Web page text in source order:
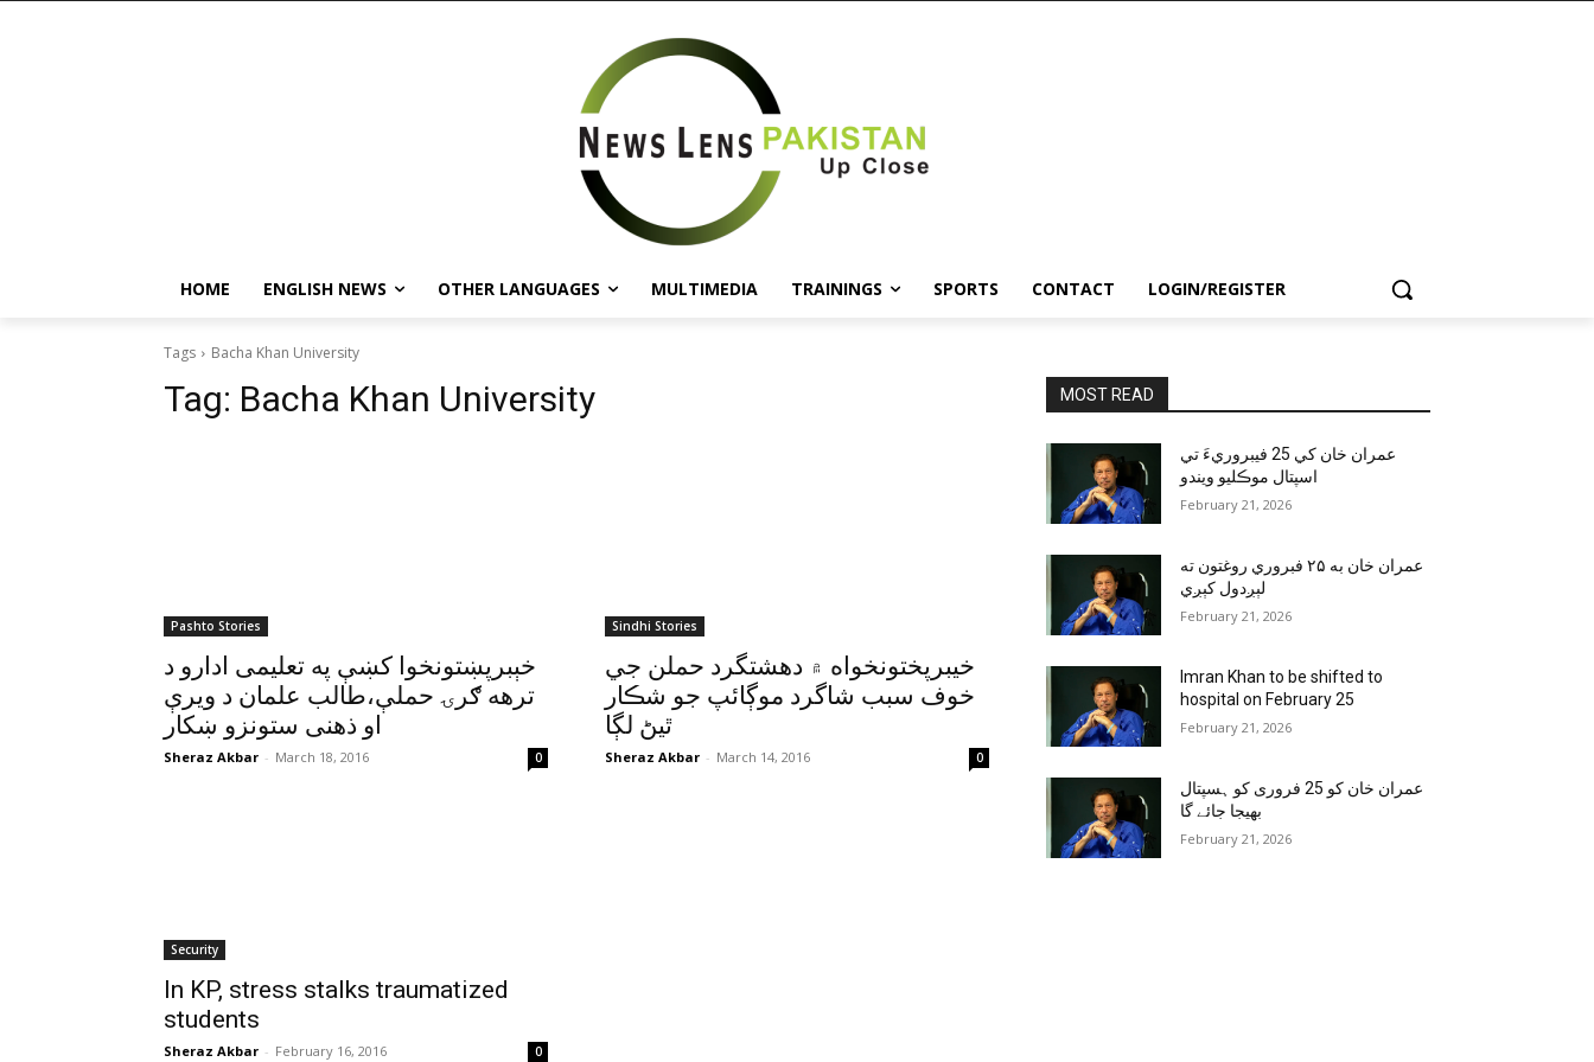
HOME ENGLISH NEWS OTHER LANGUAGES MULTIMEDIA TRAININGS SPORTS CONTACT LOGIN/REGISTER
Tags Bacha Khan University
Tag: Bacha Khan University
Pashto Stories
خېبرپښتونخوا کښې په تعليمى ادارو د
ترهه ګرۍ حملې،طالب علمان د ويرې
او ذهنى ستونزو ښکار
Sheraz Akbar - March 18, 2016 0
Sindhi Stories
خيبرپختونخواه ۾ دهشتگرد حملن جي
خوف سبب شاگرد موڳائپ جو شڪار
ٿيڻ لڳا
Sheraz Akbar - March 14, 2016 0
Security
In KP, stress stalks traumatized
students
Sheraz Akbar - February 16, 2016 0
MOST READ
عمران خان کي 25 فيبروريءَ تي
اسپتال موڪليو ويندو
February 21, 2026
عمران خان به ۲۵ فبروري روغتون ته
لېږدول کېږي
February 21, 2026
Imran Khan to be shifted to
hospital on February 25
February 21, 2026
عمران خان کو 25 فروری کو ہسپتال
بھیجا جائے گا
February 21, 2026